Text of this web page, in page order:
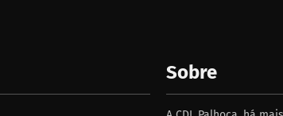
Sobre